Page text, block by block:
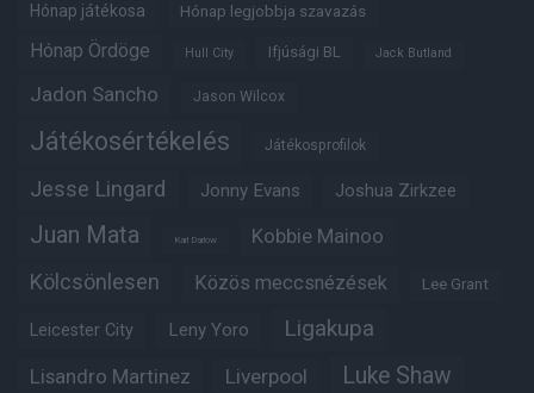
Hónap játékosa Hónap legjobbja szavazás
Hónap Ördöge Hull City Ifjúsági BL Jack Butland
Jadon Sancho Jason Wilcox
Játékosértékelés Játékosprofilok
Jesse Lingard Jonny Evans Joshua Zirkzee
Juan Mata Karl Darlow Kobbie Mainoo
Kölcsönlesen Közös meccsnézések Lee Grant
Leicester City Leny Yoro Ligakupa
Lisandro Martinez Liverpool Luke Shaw